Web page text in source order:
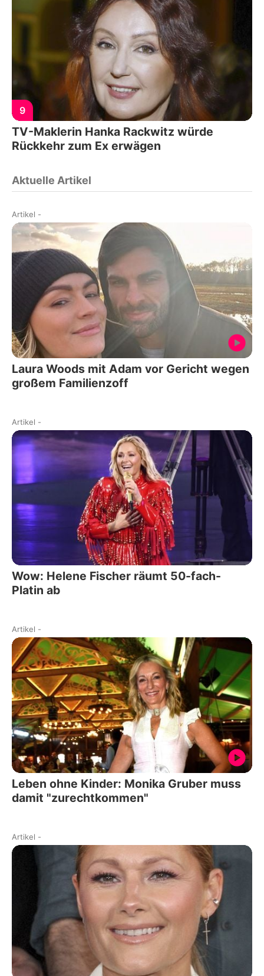
9
TV-Maklerin Hanka Rackwitz würde
Rückkehr zum Ex erwägen
Aktuelle Artikel
Artikel -
Laura Woods mit Adam vor Gericht wegen
großem Familienzoff
Artikel -
Wow: Helene Fischer räumt 50-fach-
Platin ab
Artikel -
Leben ohne Kinder: Monika Gruber muss
damit "zurechtkommen"
Artikel -